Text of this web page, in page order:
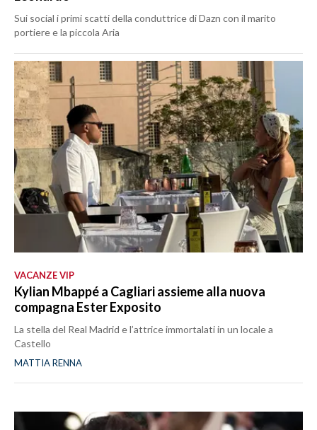
Sui social i primi scatti della conduttrice di Dazn con il marito
portiere e la piccola Aria
VACANZE VIP
Kylian Mbappé a Cagliari assieme alla nuova
compagna Ester Exposito
La stella del Real Madrid e l’attrice immortalati in un locale a
Castello
MATTIA RENNA